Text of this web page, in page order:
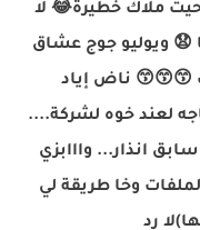
ملاك خطيرة😂 لا
😧 ويوليو جوج عشاق
😙
😙
😙 ناض إياد
لعند خوه لشركة....
انذار... وااابزي
وخا طريقة لي
رد